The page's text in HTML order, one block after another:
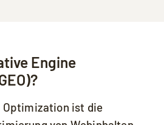
Generative Engine
Wie funktioniert
Optimization technisch?
für KI-Extraktion: Best
Engine
Optimization ist die